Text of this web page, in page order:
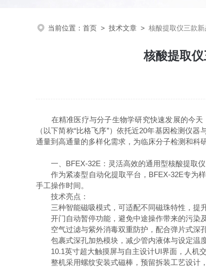
当前位置： 首页 > 技术文章 > 核酸提取仪三款新
核酸提取
在精准医疗与分子生物学研究快速发展的今天
（以下简称“比格飞序”）依托近20年基因检测仪
通量到高通量的多样化需求，为临床分子检测和科
一、BFEX-32E：灵活高效的通用型核酸提取仪
作为紧凑型自动化提取平台，BFEX-32E专为样
手工操作时间。
技术亮点：
三种智能磁吸模式，可适配不同磁珠特性，提升
开门自动暂停功能，避免中途操作带来的污染及
空气过滤与紫外消毒双重防护，配合弹片式深孔
包裹式深孔加热模块，减少管内液体与设定温度
10.1英寸超大触摸屏与自主设计UI界面，人机交
整机采用螺纹安装式磁棒，预留拆装工艺设计，